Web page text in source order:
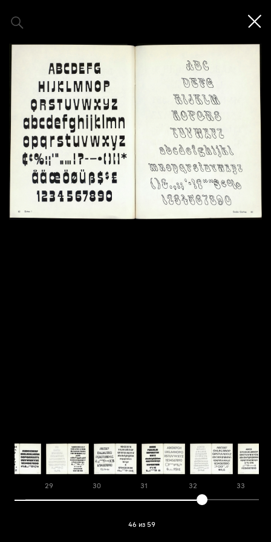
29 30 31 32 33
46 из 59